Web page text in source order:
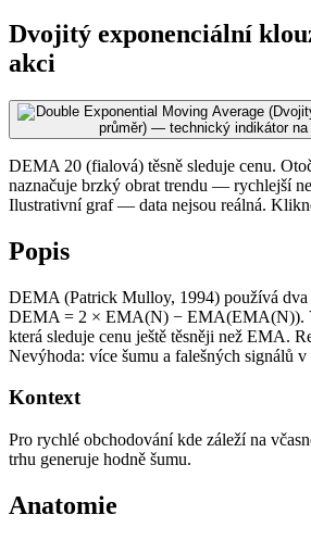
Dvojitý exponenciální
akci
DEMA 20 (fialová) těsně sleduje cenu.
naznačuje brzký obrat trendu — rychlejší
Ilustrativní graf — data nejsou reálná.
Popis
DEMA (Patrick Mulloy, 1994) používá
DEMA = 2 × EMA(N) − EMA(EMA(N)).
která sleduje cenu ještě těsněji než EMA.
Nevýhoda: více šumu a falešných signálů
Kontext
Pro rychlé obchodování kde záleží na
trhu generuje hodně šumu.
Anatomie